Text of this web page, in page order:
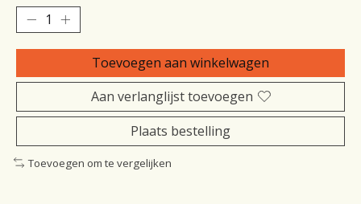
Toevoegen aan winkelwagen
Aan verlanglijst toevoegen
Plaats bestelling
Toevoegen om te vergelijken